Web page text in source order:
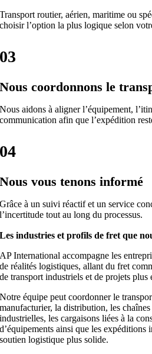
Transport routier, aérien, maritime ou
choisir l’option la plus logique selon
03
Nous coordonnons le
Nous aidons à aligner l’équipement,
communication afin que l’expédition
04
Nous vous tenons informé
Grâce à un suivi réactif et un service
l’incertitude tout au long du processus.
Les industries et profils de fret que
AP International accompagne les
de réalités logistiques, allant du fret
de transport industriels et de projets plus
Notre équipe peut coordonner le
manufacturier, la distribution, les
industrielles, les cargaisons liées à la
d’équipements ainsi que les expéditions
soutien logistique plus solide.